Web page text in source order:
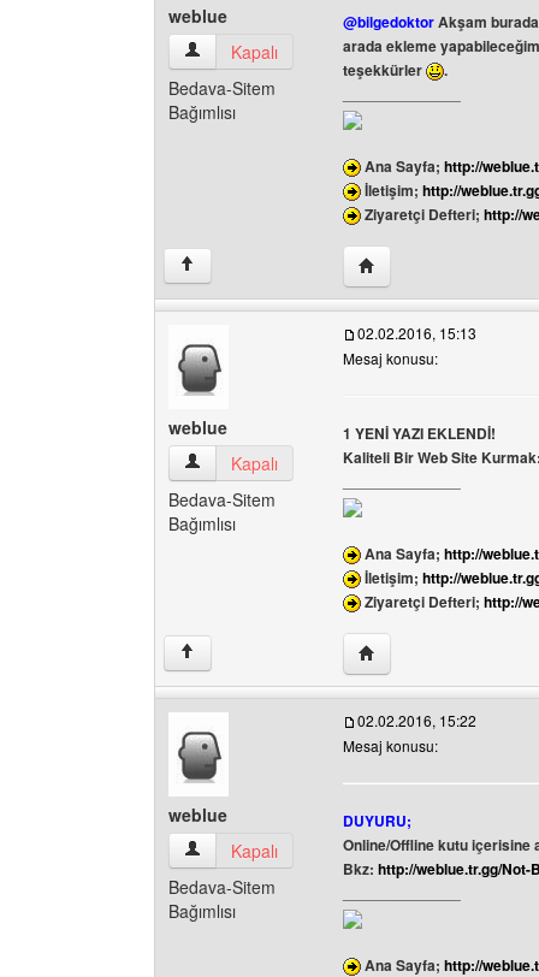
weblue
weblue Kullanıcının profilini görüntüle
Kapalı
Bedava-Sitem
Bağımlısı
@bilgedoktorAkşam
arada ekleme
teşekkürler
.
Ana Sayfa; http://
İletişim; http://
Ziyaretçi Defteri; http://
↑ Yazarın web sitesini
weblue
weblue Kullanıcının profilini görüntüle
Kapalı
Bedava-Sitem
Bağımlısı
02.02.2016, 15:13
Mesaj konusu:
1 YENİ YAZI EKLENDİ!
Kaliteli Bir Web Site
Ana Sayfa; http://
İletişim; http://
Ziyaretçi Defteri; http://
↑ Yazarın web sitesini
weblue
weblue Kullanıcının profilini görüntüle
Kapalı
Bedava-Sitem
Bağımlısı
02.02.2016, 15:22
Mesaj konusu:
DUYURU;
Online/Offline kutu içerisine
Bkz: http://weblue.tr.gg/
Ana Sayfa; http://